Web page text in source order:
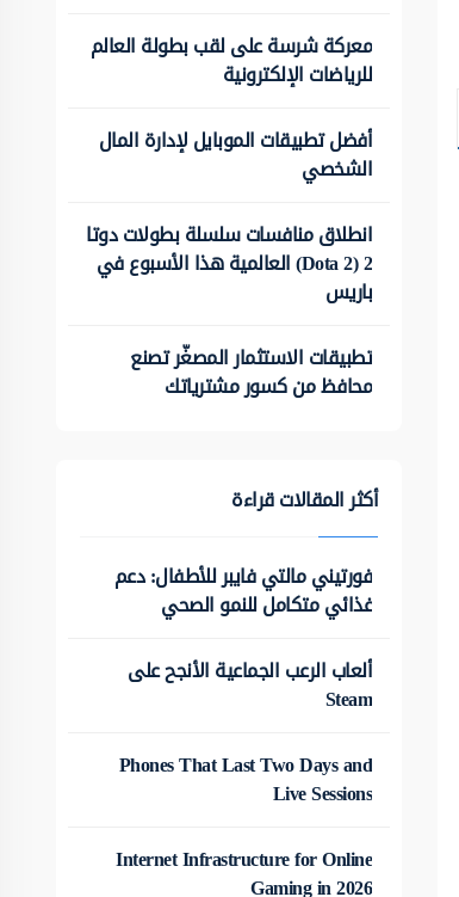
معركة شرسة على لقب بطولة العالم
للرياضات الإلكترونية
أفضل تطبيقات الموبايل لإدارة المال
الشخصي
انطلاق منافسات سلسلة بطولات دوتا
2 (Dota 2) العالمية هذا الأسبوع في
باريس
تطبيقات الاستثمار المصغّر تصنع
محافظ من كسور مشترياتك
أكثر المقالات قراءة
فورتيني مالتي فايبر للأطفال: دعم
غذائي متكامل للنمو الصحي
ألعاب الرعب الجماعية الأنجح على
Steam
Phones That Last Two Days and
Live Sessions
Internet Infrastructure for Online
Gaming in 2026